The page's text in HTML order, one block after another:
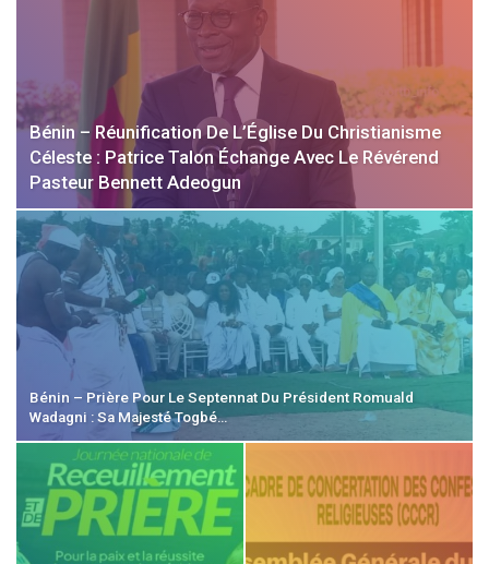
Bénin – Réunification De L’Église Du Christianisme
Céleste : Patrice Talon Échange Avec Le Révérend
Pasteur Bennett Adeogun
Bénin – Prière Pour Le Septennat Du Président Romuald
Wadagni : Sa Majesté Togbé…